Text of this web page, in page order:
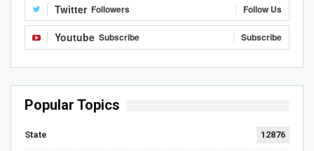
Twitter Followers Follow Us
Youtube Subscribe Subscribe
Popular Topics
State 12876